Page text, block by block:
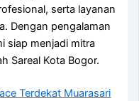
serta layanan
Dengan pengalaman
siap menjadi mitra
Sareal Kota Bogor.
Terdekat Muarasari